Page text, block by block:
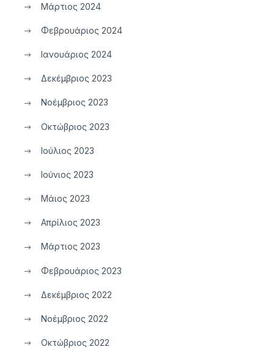
Μάρτιος 2024
Φεβρουάριος 2024
Ιανουάριος 2024
Δεκέμβριος 2023
Νοέμβριος 2023
Οκτώβριος 2023
Ιούλιος 2023
Ιούνιος 2023
Μάιος 2023
Απρίλιος 2023
Μάρτιος 2023
Φεβρουάριος 2023
Δεκέμβριος 2022
Νοέμβριος 2022
Οκτώβριος 2022